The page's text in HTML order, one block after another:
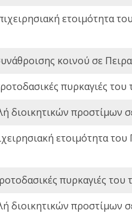
ετοιμότητα
κοινού σε
πυρκαγιές
διοικητικών προστίμων
ετοιμότητα
πυρκαγιές
διοικητικών προστίμων